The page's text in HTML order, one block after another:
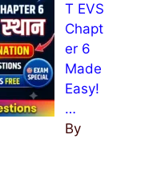
T EVS
Chapt
er 6
Made
Easy!
…
By